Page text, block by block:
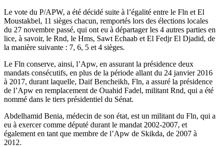
Le vote du P/APW, a été décidé suite à l’égalité entre le Fln et El
Moustakbel, 11 sièges chacun, remportés lors des élections locales
du 27 novembre passé, qui ont eu à départager les 4 autres parties en
lice, à savoir, le Rnd, le Hms, Sawt Echaab et El Fedjr El Djadid, de
la manière suivante : 7, 6, 5 et 4 sièges.
Le Fln conserve, ainsi, l’Apw, en assurant la présidence deux
mandats consécutifs, en plus de la période allant du 24 janvier 2016
à 2017, durant laquelle, Daif Bencheikh, Fln, a assuré la présidence
de l’Apw en remplacement de Ouahid Fadel, militant Rnd, qui a été
nommé dans le tiers présidentiel du Sénat.
Abdelhamid Benia, médecin de son état, est un militant du Fln, qui a
eu à exercer comme député durant le mandat 2002-2007, et
également en tant que membre de l’Apw de Skikda, de 2007 à
2012.